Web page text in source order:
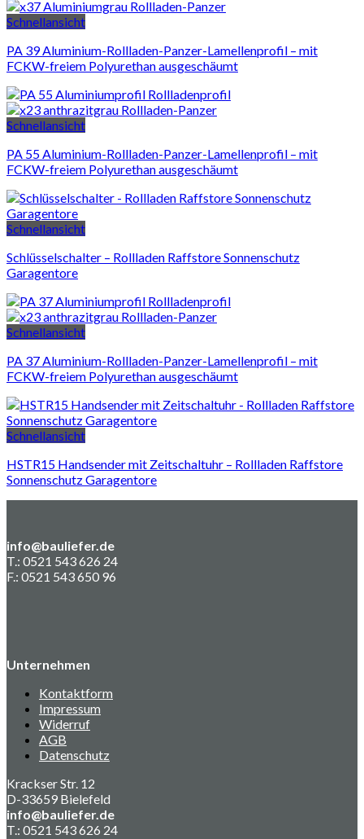
Schnellansicht
PA 39 Aluminium-Rollladen-Panzer-Lamellenprofil – mit
FCKW-freiem Polyurethan ausgeschäumt
Schnellansicht
PA 55 Aluminium-Rollladen-Panzer-Lamellenprofil – mit
FCKW-freiem Polyurethan ausgeschäumt
Schnellansicht
Schlüsselschalter – Rollladen Raffstore Sonnenschutz
Garagentore
Schnellansicht
PA 37 Aluminium-Rollladen-Panzer-Lamellenprofil – mit
FCKW-freiem Polyurethan ausgeschäumt
Schnellansicht
HSTR15 Handsender mit Zeitschaltuhr – Rollladen Raffstore
Sonnenschutz Garagentore
info@bauliefer.de
T.: 0521 543 626 24
F.: 0521 543 650 96
Unternehmen
Kontaktform
Impressum
Widerruf
AGB
Datenschutz
Krackser Str. 12
D-33659 Bielefeld
info@bauliefer.de
T.: 0521 543 626 24